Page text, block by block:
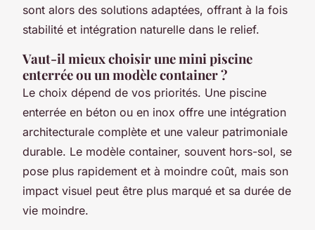
sont alors des solutions adaptées, offrant à la fois
stabilité et intégration naturelle dans le relief.
Vaut-il mieux choisir une mini piscine
enterrée ou un modèle container ?
Le choix dépend de vos priorités. Une piscine
enterrée en béton ou en inox offre une intégration
architecturale complète et une valeur patrimoniale
durable. Le modèle container, souvent hors-sol, se
pose plus rapidement et à moindre coût, mais son
impact visuel peut être plus marqué et sa durée de
vie moindre.